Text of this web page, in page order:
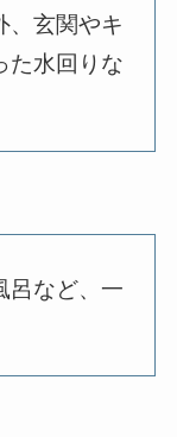
、玄関やキ
た水回りな
呂など、一